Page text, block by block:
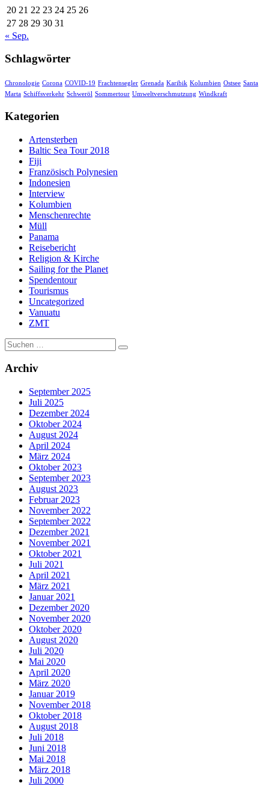
20 21 22 23 24 25 26
27 28 29 30 31
« Sep.
Schlagwörter
Chronologie Corona COVID-19 Frachtensegler Grenada Karibik Kolumbien Ostsee Santa
Marta Schiffsverkehr Schweröl Sommertour Umweltverschmutzung Windkraft
Kategorien
Artensterben
Baltic Sea Tour 2018
Fiji
Französisch Polynesien
Indonesien
Interview
Kolumbien
Menschenrechte
Müll
Panama
Reisebericht
Religion & Kirche
Sailing for the Planet
Spendentour
Tourismus
Uncategorized
Vanuatu
ZMT
Suche
nach:
Archiv
September 2025
Juli 2025
Dezember 2024
Oktober 2024
August 2024
April 2024
März 2024
Oktober 2023
September 2023
August 2023
Februar 2023
November 2022
September 2022
Dezember 2021
November 2021
Oktober 2021
Juli 2021
April 2021
März 2021
Januar 2021
Dezember 2020
November 2020
Oktober 2020
August 2020
Juli 2020
Mai 2020
April 2020
März 2020
Januar 2019
November 2018
Oktober 2018
August 2018
Juli 2018
Juni 2018
Mai 2018
März 2018
Juli 2000